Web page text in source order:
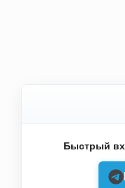
Быстрый